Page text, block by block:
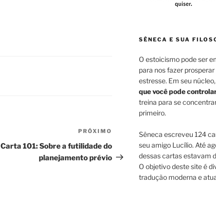
Próximo
post
PRÓXIMO
Carta 101: Sobre a futilidade do
planejamento prévio
SÊNECA E SUA
O estoicismo pode ser
para nos fazer
estresse. Em seu
que você pode
treina para se
primeiro.
Sêneca escreveu 124
seu amigo Lucílio. Até
dessas cartas estavam
O objetivo deste site é
tradução moderna e